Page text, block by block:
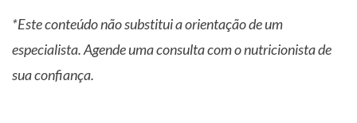
*Este conteúdo não substitui a orientação de um
especialista. Agende uma consulta com o nutricionista de
sua confiança.